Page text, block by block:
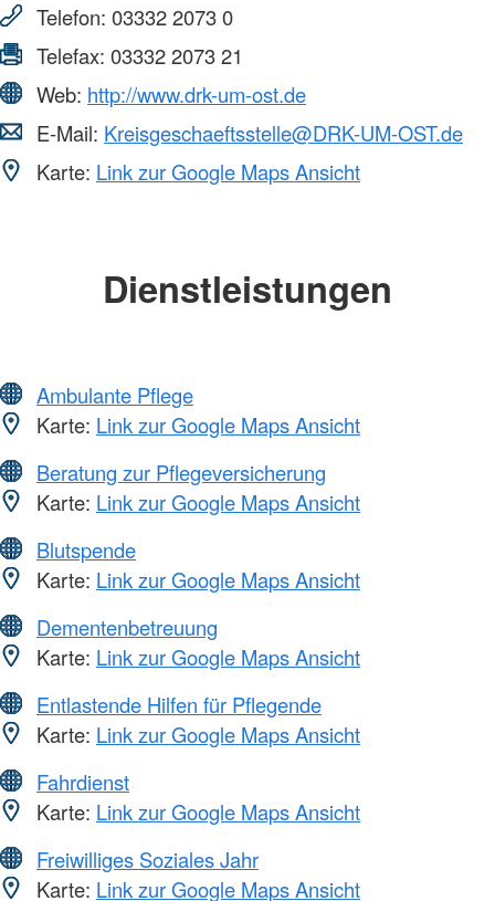
Telefon: 03332 2073 0
Telefax: 03332 2073 21
Web: http://www.drk-um-ost.de
E-Mail: Kreisgeschaeftsstelle@DRK-UM-OST.de
Karte: Link zur Google Maps Ansicht
Dienstleistungen
Ambulante Pflege
Karte: Link zur Google Maps Ansicht
Beratung zur Pflegeversicherung
Karte: Link zur Google Maps Ansicht
Blutspende
Karte: Link zur Google Maps Ansicht
Dementenbetreuung
Karte: Link zur Google Maps Ansicht
Entlastende Hilfen für Pflegende
Karte: Link zur Google Maps Ansicht
Fahrdienst
Karte: Link zur Google Maps Ansicht
Freiwilliges Soziales Jahr
Karte: Link zur Google Maps Ansicht